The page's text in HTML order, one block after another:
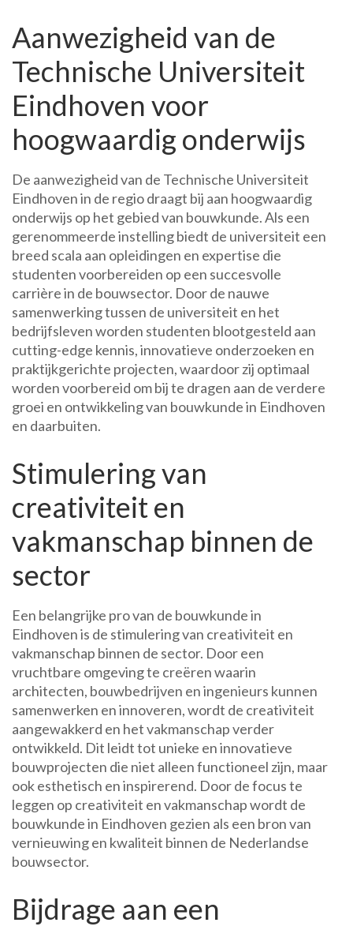
Aanwezigheid van de
Technische Universiteit
Eindhoven voor
hoogwaardig onderwijs
De aanwezigheid van de Technische Universiteit
Eindhoven in de regio draagt bij aan hoogwaardig
onderwijs op het gebied van bouwkunde. Als een
gerenommeerde instelling biedt de universiteit een
breed scala aan opleidingen en expertise die
studenten voorbereiden op een succesvolle
carrière in de bouwsector. Door de nauwe
samenwerking tussen de universiteit en het
bedrijfsleven worden studenten blootgesteld aan
cutting-edge kennis, innovatieve onderzoeken en
praktijkgerichte projecten, waardoor zij optimaal
worden voorbereid om bij te dragen aan de verdere
groei en ontwikkeling van bouwkunde in Eindhoven
en daarbuiten.
Stimulering van
creativiteit en
vakmanschap binnen de
sector
Een belangrijke pro van de bouwkunde in
Eindhoven is de stimulering van creativiteit en
vakmanschap binnen de sector. Door een
vruchtbare omgeving te creëren waarin
architecten, bouwbedrijven en ingenieurs kunnen
samenwerken en innoveren, wordt de creativiteit
aangewakkerd en het vakmanschap verder
ontwikkeld. Dit leidt tot unieke en innovatieve
bouwprojecten die niet alleen functioneel zijn, maar
ook esthetisch en inspirerend. Door de focus te
leggen op creativiteit en vakmanschap wordt de
bouwkunde in Eindhoven gezien als een bron van
vernieuwing en kwaliteit binnen de Nederlandse
bouwsector.
Bijdrage aan een